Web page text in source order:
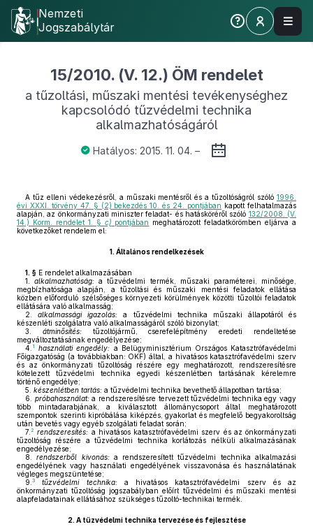
Nemzeti
Jogszabálytár
15/2010. (V. 12.) ÖM rendelet
a tűzoltási, műszaki mentési tevékenységhez
kapcsolódó tűzvédelmi technika
alkalmazhatóságáról
Hatályos: 2015. 11. 04. –
A tűz elleni védekezésről, a műszaki mentésről és a tűzoltóságról szóló 1996.
évi XXXI. törvény 47. § (2) bekezdés 10. és 24. pontjában kapott felhatalmazás
alapján, az önkormányzati miniszter feladat- és hatásköréről szóló 132/2008. (V.
14.) Korm. rendelet 1. § c) pontjában meghatározott feladatkörömben eljárva a
következőket rendelem el:
1. Általános rendelkezések
1. § E rendelet alkalmazásában
1.
alkalmazhatóság: a tűzvédelmi termék, műszaki paraméterei, minősége,
megbízhatósága alapján, a tűzoltási és műszaki mentési feladatok ellátása
közben előforduló szélsőséges környezeti körülmények közötti tűzoltói feladatok
ellátására való alkalmasság;
2.
alkalmassági igazolás: a tűzvédelmi technika műszaki állapotáról és
készenléti szolgálatra való alkalmasságáról szóló bizonylat;
3.
átminősítés:tűzoltójármű, cserefelépítmény eredeti rendeltetése
megváltoztatásának engedélyezése;
4. 1 használati engedély: a Belügyminisztérium Országos Katasztrófavédelmi
Főigazgatóság (a továbbiakban: OKF) által, a hivatásos katasztrófavédelmi szerv
és az önkormányzati tűzoltóság részére egy meghatározott, rendszeresítésre
kötelezett tűzvédelmi technika egyedi készenlétben tartásának kérelemre
történő engedélye;
5. készenlétben tartás: a tűzvédelmi technika bevethető állapotban tartása;
6.
próbahasználat:a rendszeresítésre tervezett tűzvédelmi technika egy vagy
több mintadarabjának, a kiválasztott állománycsoport által meghatározott
szempontok szerinti kipróbálása kiképzés, gyakorlat és megfelelő begyakoroltság
után bevetés vagy egyéb szolgálati feladat során;
7. 2 rendszeresítés: a hivatásos katasztrófavédelmi szerv és az önkormányzati
tűzoltóság részére a tűzvédelmi technika korlátozás nélküli alkalmazásának
engedélyezése;
8.
rendszerből kivonás:a rendszeresített tűzvédelmi technika alkalmazási
engedélyének vagy használati engedélyének visszavonása és használatának
végleges megszüntetése;
9. 3 tűzvédelmi technika:a hivatásos katasztrófavédelmi szerv és az
önkormányzati tűzoltóság jogszabályban előírt tűzvédelmi és műszaki mentési
alapfeladatainak ellátásához szükséges tűzoltó-technikai termék.
2. A tűzvédelmi technika tervezése és fejlesztése